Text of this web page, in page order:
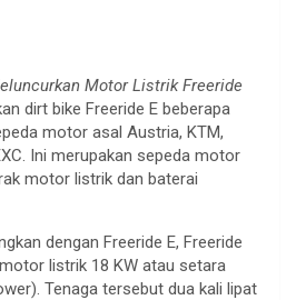
Motor Listrik Freeride
dirt bike Freeride E beberapa
motor asal Austria, KTM,
Ini merupakan sepeda motor
motor listrik dan baterai
dengan Freeride E, Freeride
listrik 18 KW atau setara
Tenaga tersebut dua kali lipat